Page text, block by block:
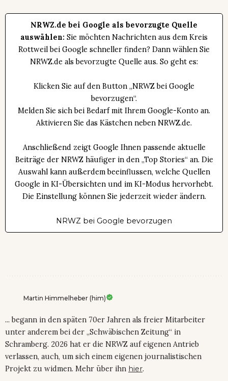
NRWZ.de bei Google als bevorzugte Quelle
auswählen: Sie möchten Nachrichten aus dem Kreis
Rottweil bei Google schneller finden? Dann wählen Sie
NRWZ.de als bevorzugte Quelle aus. So geht es:
Klicken Sie auf den Button „NRWZ bei Google
bevorzugen“.
Melden Sie sich bei Bedarf mit Ihrem Google-Konto an.
Aktivieren Sie das Kästchen neben NRWZ.de.
Anschließend zeigt Google Ihnen passende aktuelle
Beiträge der NRWZ häufiger in den „Top Stories“ an. Die
Auswahl kann außerdem beeinflussen, welche Quellen
Google in KI-Übersichten und im KI-Modus hervorhebt.
Die Einstellung können Sie jederzeit wieder ändern.
NRWZ bei Google bevorzugen
Martin Himmelheber (him)
... begann in den späten 70er Jahren als freier Mitarbeiter
unter anderem bei der „Schwäbischen Zeitung“ in
Schramberg. 2026 hat er die NRWZ auf eigenen Antrieb
verlassen, auch, um sich einem eigenen journalistischen
Projekt zu widmen. Mehr über ihn hier.